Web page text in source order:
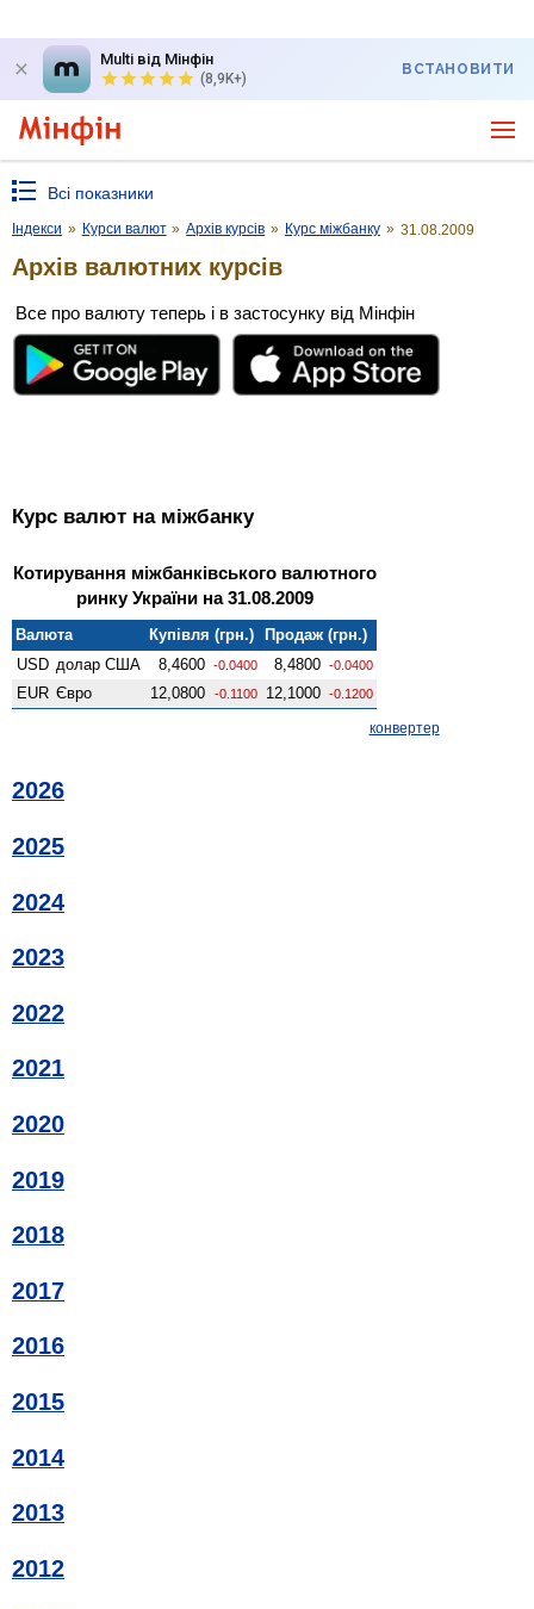
Multi від Мінфін
(8,9K+)
ВСТАНОВИТИ
Всі показники
Індекси » Курси валют » Архів курсів » Курс міжбанку » 31.08.2009
Архів валютних курсів
Все про валюту теперь і в застосунку від Мінфін
Курс валют на міжбанку
Котирування міжбанківського валютного
ринку України на 31.08.2009
Валюта Купівля (грн.)
Продаж (грн.)
USD долар США 8,4600 -0.0400 8,4800 -0.0400
EUR Євро 12,0800 -0.1100 12,1000 -0.1200
конвертер
2026
2025
2024
2023
2022
2021
2020
2019
2018
2017
2016
2015
2014
2013
2012